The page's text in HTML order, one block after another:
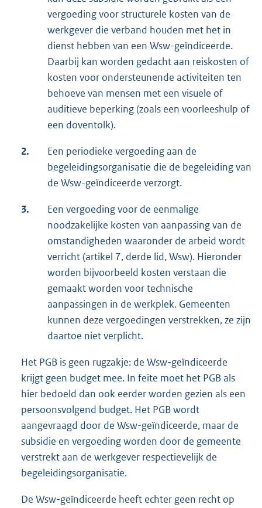
vergoeding voor structurele kosten van de
werkgever die verband houden met het in
dienst hebben van een Wsw-geïndiceerde.
Daarbij kan worden gedacht aan reiskosten of
kosten voor ondersteunende activiteiten ten
behoeve van mensen met een visuele of
auditieve beperking (zoals een voorleeshulp of
een doventolk).
2.
Een periodieke vergoeding aan de
begeleidingsorganisatie die de begeleiding van
de Wsw-geïndiceerde verzorgt.
3.
Een vergoeding voor de eenmalige
noodzakelijke kosten van aanpassing van de
omstandigheden waaronder de arbeid wordt
verricht (artikel 7, derde lid, Wsw). Hieronder
worden bijvoorbeeld kosten verstaan die
gemaakt worden voor technische
aanpassingen in de werkplek. Gemeenten
kunnen deze vergoedingen verstrekken, ze zijn
daartoe niet verplicht.
Het PGB is geen rugzakje: de Wsw-geïndiceerde
krijgt geen budget mee. In feite moet het PGB als
hier bedoeld dan ook eerder worden gezien als een
persoonsvolgend budget. Het PGB wordt
aangevraagd door de Wsw-geïndiceerde, maar de
subsidie en vergoeding worden door de gemeente
verstrekt aan de werkgever respectievelijk de
begeleidingsorganisatie.
De Wsw-geïndiceerde heeft echter geen recht op